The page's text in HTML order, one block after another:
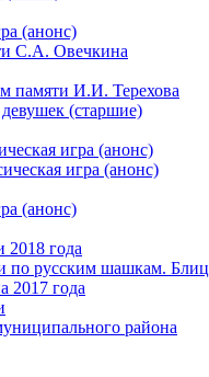
(анонс)
С.А. Овечкина
памяти И.И. Терехова
(старшие)
игра (анонс)
игра (анонс)
(анонс)
2018 года
по русским шашкам. Блиц
2017 года
района